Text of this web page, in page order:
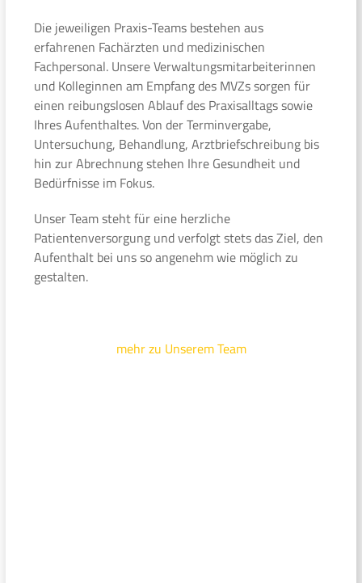
Die jeweiligen Praxis-Teams bestehen aus
erfahrenen Fachärzten und medizinischen
Fachpersonal. Unsere Verwaltungsmitarbeiterinnen
und Kolleginnen am Empfang des MVZs sorgen für
einen reibungslosen Ablauf des Praxisalltags sowie
Ihres Aufenthaltes. Von der Terminvergabe,
Untersuchung, Behandlung, Arztbriefschreibung bis
hin zur Abrechnung stehen Ihre Gesundheit und
Bedürfnisse im Fokus.
Unser Team steht für eine herzliche
Patientenversorgung und verfolgt stets das Ziel, den
Aufenthalt bei uns so angenehm wie möglich zu
gestalten.
mehr zu Unserem Team